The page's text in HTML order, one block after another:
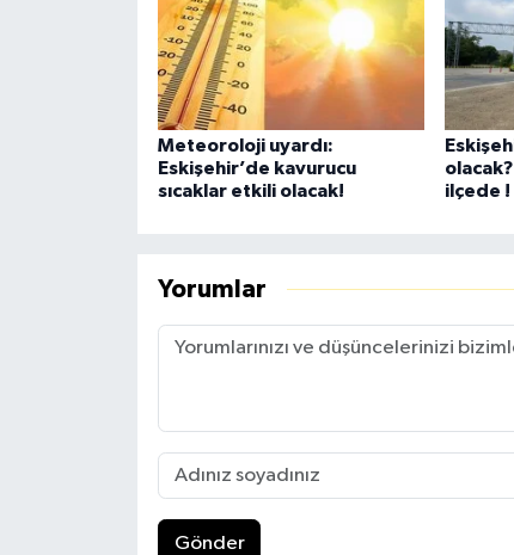
Meteoroloji uyardı:
Eskişehir’de kavurucu
sıcaklar etkili olacak!
ilçede !
Yorumlar
Gönder